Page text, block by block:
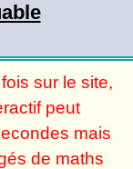
sur le site,
peut
mais
de maths